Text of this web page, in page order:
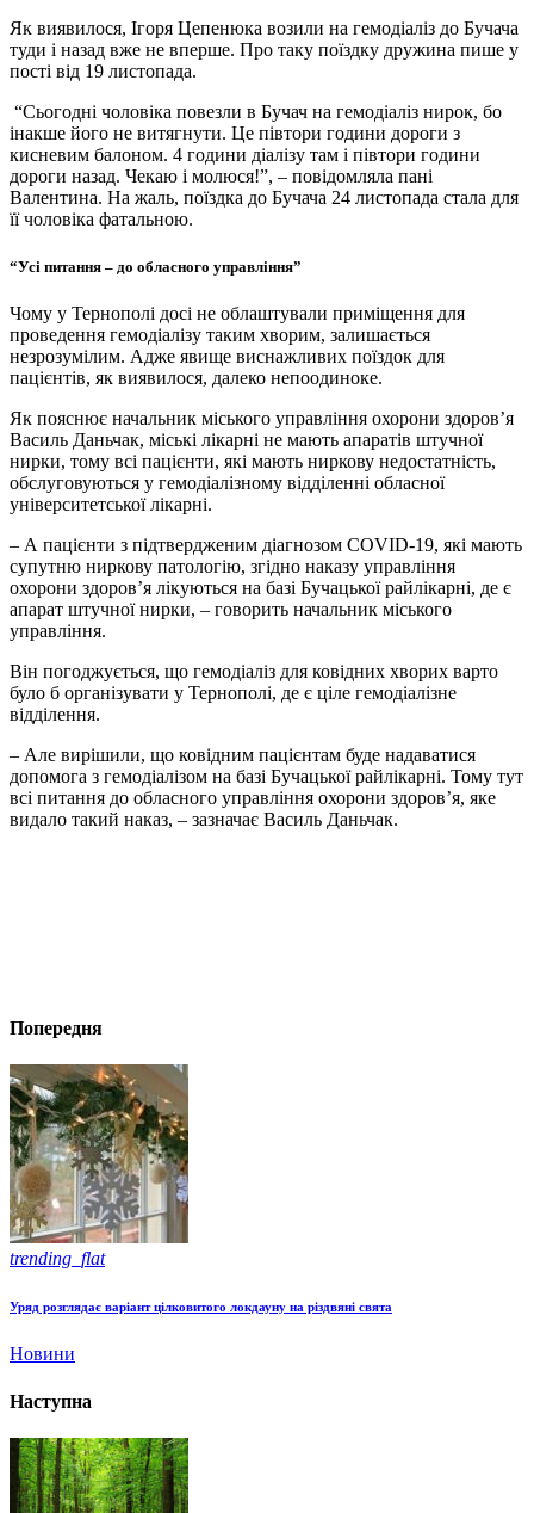
Як виявилося, Ігоря Цепенюка возили на гемодіаліз до Бучача
туди і назад вже не вперше. Про таку поїздку дружина пише у
пості від 19 листопада.
“Сьогодні чоловіка повезли в Бучач на гемодіаліз нирок, бо
інакше його не витягнути. Це півтори години дороги з
кисневим балоном. 4 години діалізу там і півтори години
дороги назад. Чекаю і молюся!”, – повідомляла пані
Валентина. На жаль, поїздка до Бучача 24 листопада стала для
її чоловіка фатальною.
“Усі питання – до обласного управління”
Чому у Тернополі досі не облаштували приміщення для
проведення гемодіалізу таким хворим, залишається
незрозумілим. Адже явище виснажливих поїздок для
пацієнтів, як виявилося, далеко непоодиноке.
Як пояснює начальник міського управління охорони здоров’я
Василь Даньчак, міські лікарні не мають апаратів штучної
нирки, тому всі пацієнти, які мають ниркову недостатність,
обслуговуються у гемодіалізному відділенні обласної
університетської лікарні.
– А пацієнти з підтвердженим діагнозом COVID-19, які мають
супутню ниркову патологію, згідно наказу управління
охорони здоров’я лікуються на базі Бучацької райлікарні, де є
апарат штучної нирки, – говорить начальник міського
управління.
Він погоджується, що гемодіаліз для ковідних хворих варто
було б організувати у Тернополі, де є ціле гемодіалізне
відділення.
– Але вирішили, що ковідним пацієнтам буде надаватися
допомога з гемодіалізом на базі Бучацької райлікарні. Тому тут
всі питання до обласного управління охорони здоров’я, яке
видало такий наказ, – зазначає Василь Даньчак.
Попередня
trending_flat
Уряд розглядає варіант цілковитого локдауну на різдвяні свята
Новини
Наступна